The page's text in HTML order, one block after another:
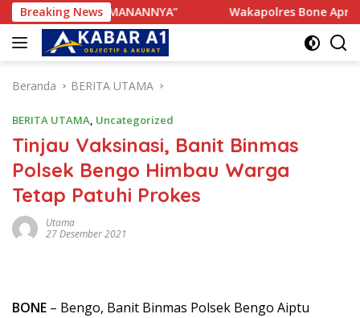
Langsung
ke
konten
Breaking News Wakapolres Bone Apresiasi
Beranda BERITA UTAMA
BERITA UTAMA, Uncategorized
Tinjau Vaksinasi, Banit Binmas
Polsek Bengo Himbau Warga
Tetap Patuhi Prokes
Utama
27 Desember 2021
BONE – Bengo, Banit Binmas Polsek Bengo Aiptu